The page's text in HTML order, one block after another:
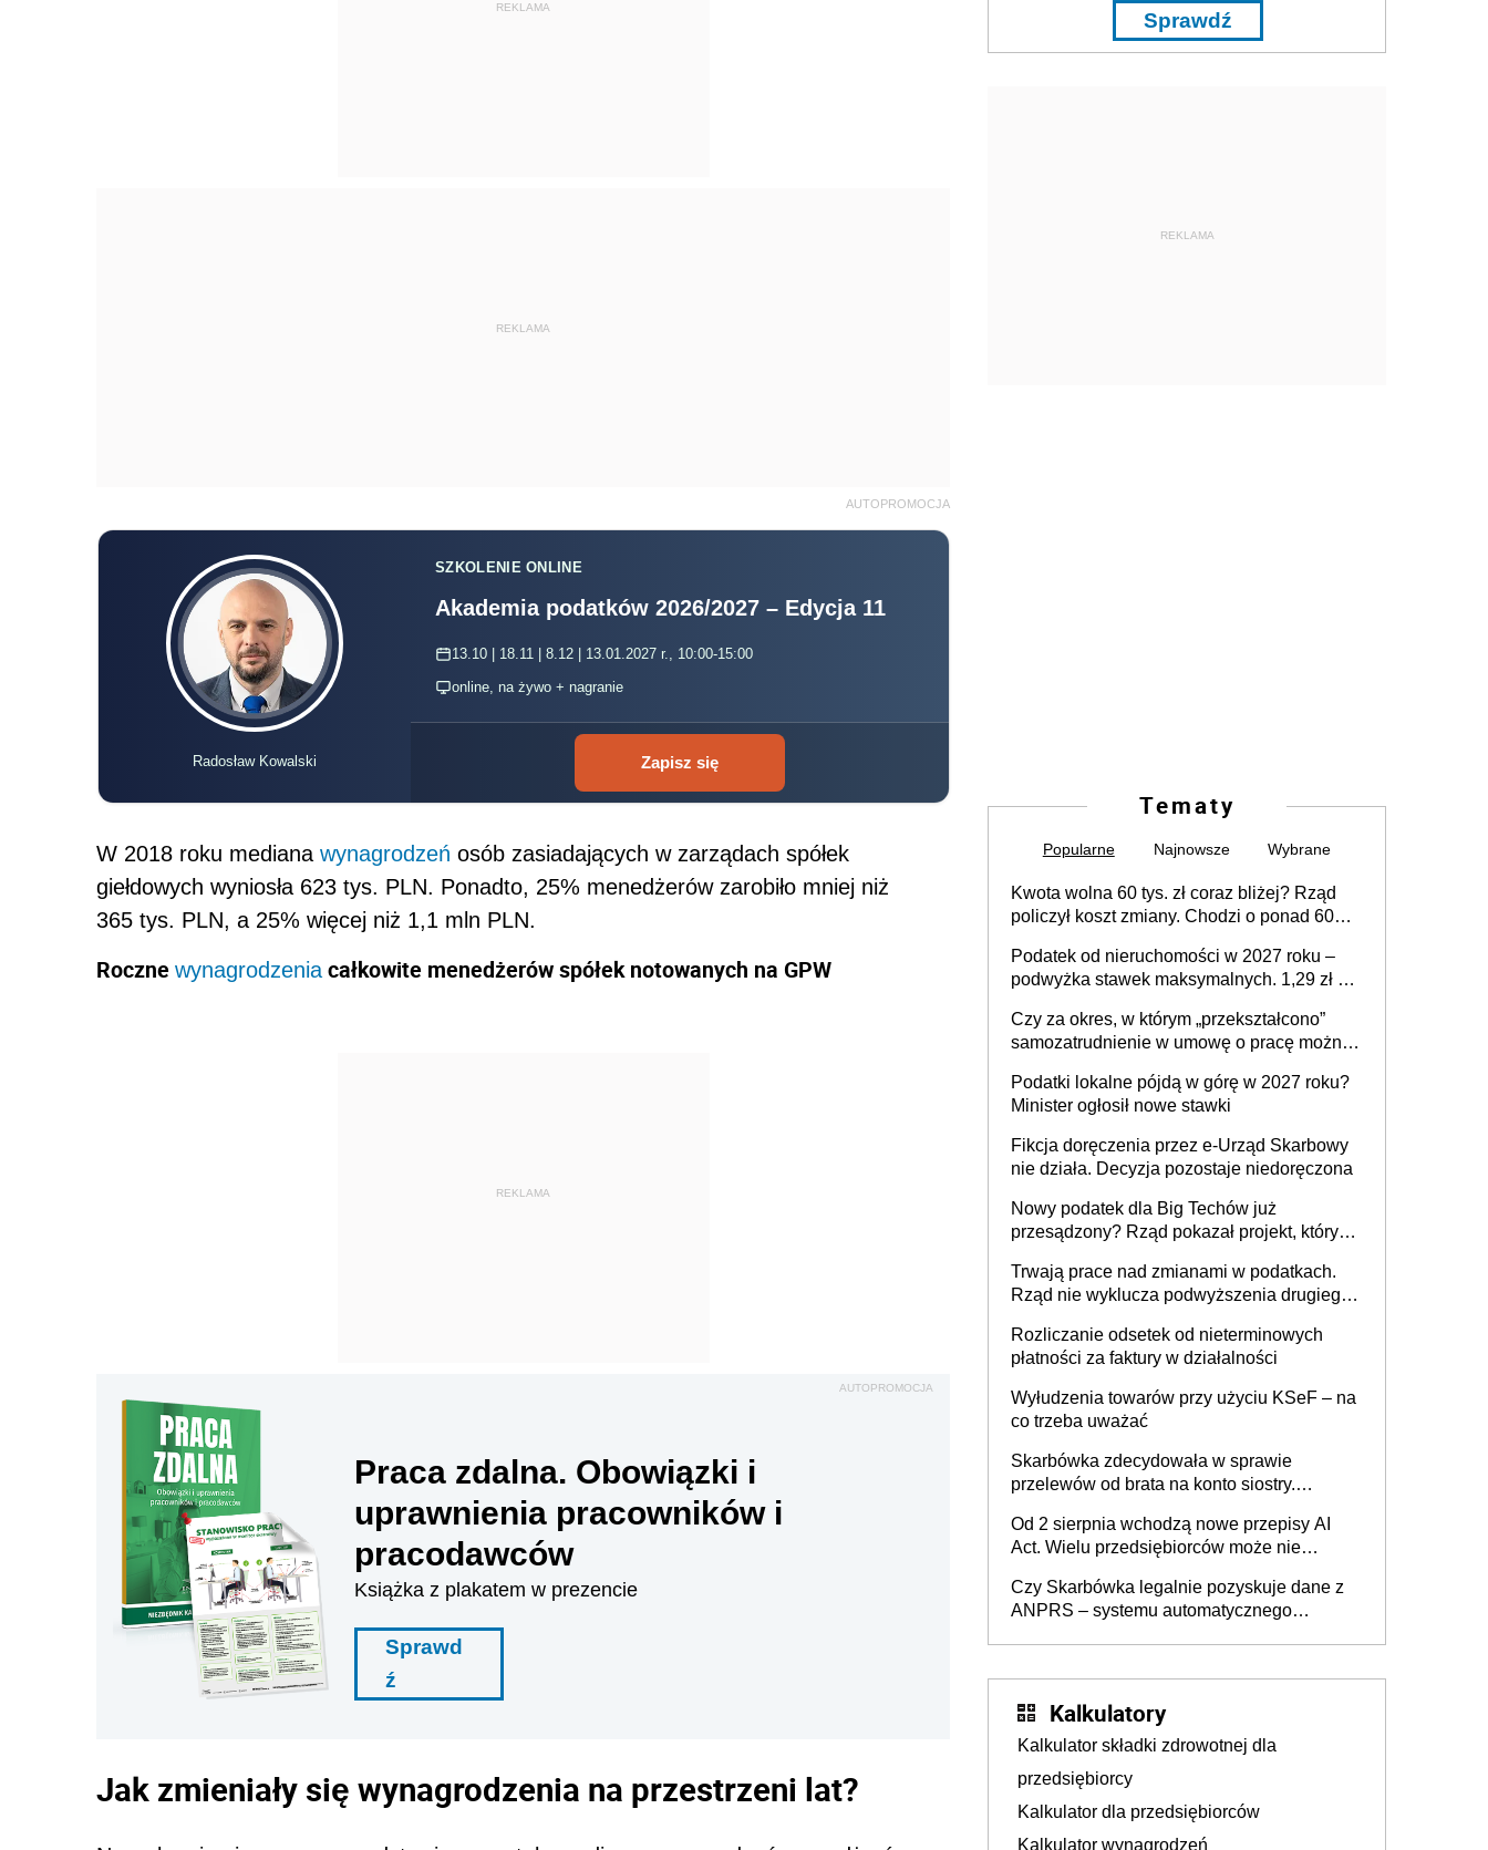
REKLAMA
REKLAMA
AUTOPROMOCJA
Radosław Kowalski
SZKOLENIE ONLINE
Akademia podatków 2026/2027 – Edycja 11
13.10 | 18.11 | 8.12 | 13.01.2027 r., 10:00-15:00
online, na żywo + nagranie
Zapisz się
W 2018 roku mediana wynagrodzeń osób zasiadających w zarządach spółek
giełdowych wyniosła 623 tys. PLN. Ponadto, 25% menedżerów zarobiło mniej niż
365 tys. PLN, a 25% więcej niż 1,1 mln PLN.
Roczne wynagrodzeniacałkowite menedżerów spółek notowanych na GPW
REKLAMA
AUTOPROMOCJA
Praca zdalna. Obowiązki i
uprawnienia pracowników i
pracodawców
Książka z plakatem w prezencie
Sprawd
ź
Jak zmieniały się wynagrodzenia na przestrzeni lat?
Sprawdź
REKLAMA
Tematy
Popularne Najnowsze Wybrane
Kwota wolna 60 tys. zł coraz bliżej? Rząd
policzył koszt zmiany. Chodzi o ponad 60
Podatek od nieruchomości w 2027 roku –
podwyżka stawek maksymalnych. 1,29 zł za
budynków i lokali związanych z
prowadzeniem działalności gospodarczej
Czy za okres, w którym „przekształcono”
samozatrudnienie w umowę o pracę można
umowy cywilnoprawnej jedynym
racjonalnym wyjściem
Podatki lokalne pójdą w górę w 2027 roku?
Minister ogłosił nowe stawki
Fikcja doręczenia przez e-Urząd Skarbowy
nie działa. Decyzja pozostaje niedoręczona
Nowy podatek dla Big Techów już
przesądzony? Rząd pokazał projekt, który
Trwają prace nad zmianami w podatkach.
Rząd nie wyklucza podwyższenia drugiego
Rozliczanie odsetek od nieterminowych
płatności za faktury w działalności
Wyłudzenia towarów przy użyciu KSeF – na
co trzeba uważać
Skarbówka zdecydowała w sprawie
przelewów od brata na konto siostry.
darowizna, ale podatku jednak nie będzie
Od 2 sierpnia wchodzą nowe przepisy AI
Act. Wielu przedsiębiorców może nie
Czy Skarbówka legalnie pozyskuje dane z
ANPRS – systemu automatycznego
Kalkulatory
Kalkulator składki zdrowotnej dla
przedsiębiorcy
Kalkulator dla przedsiębiorców
Kalkulator wynagrodzeń